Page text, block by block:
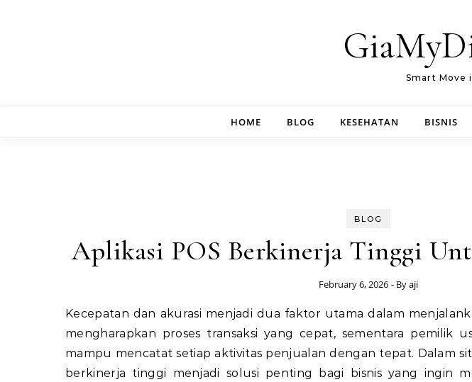
Smart Move
HOME BLOG KESEHATAN BISNIS
BLOG
Aplikasi POS Berkinerja Tinggi
February 6, 2026 - Byaji
Kecepatan dan akurasi menjadi dua faktor utama dalam menjalankan bisnis di era digital. Pelanggan
mengharapkan proses transaksi yang cepat, sementara pemilik
mampu mencatat setiap aktivitas penjualan dengan tepat. Dalam
berkinerja tinggi menjadi solusi penting bagi bisnis yang ingin